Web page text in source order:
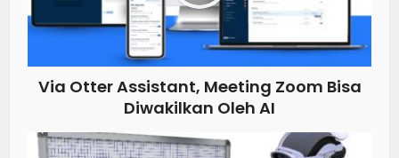
Via Otter Assistant, Meeting Zoom Bisa
Diwakilkan Oleh AI